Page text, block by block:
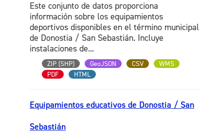
Este conjunto de datos proporciona
información sobre los equipamientos
deportivos disponibles en el término municipal
de Donostia / San Sebastián. Incluye
instalaciones de...
ZIP (SHP) GeoJSON CSV
WMS
PDF
HTML
Equipamientos educativos de Donostia / San
Sebastián